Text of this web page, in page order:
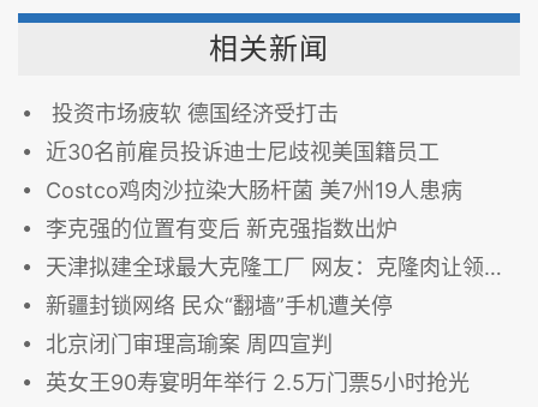
相关新闻
投资市场疲软 德国经济受打击
近30名前雇员投诉迪士尼歧视美国籍员工
Costco鸡肉沙拉染大肠杆菌 美7州19人患病
李克强的位置有变后 新克强指数出炉
天津拟建全球最大克隆工厂 网友：克隆肉让领导先吃
新疆封锁网络 民众“翻墙”手机遭关停
北京闭门审理高瑜案 周四宣判
英女王90寿宴明年举行 2.5万门票5小时抢光